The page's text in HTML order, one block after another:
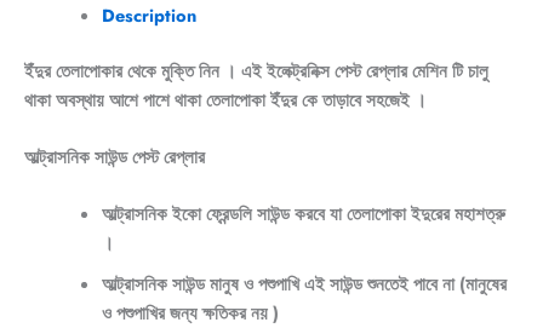
Description
ইঁদুর তেলাপোকার থেকে মুক্তি নিন । এই ইলেক্ট্রনিক্স পেস্ট রেপ্লার মেশিন টি চালু
থাকা অবস্থায় আশে পাশে থাকা তেলাপোকা ইঁদুর কে তাড়াবে সহজেই ।
আল্ট্রাসনিক সাউন্ড পেস্ট রেপ্লার
আল্ট্রাসনিক ইকো ফ্রেন্ডলি সাউন্ড করবে যা তেলাপোকা ইদুরের মহাশত্রু
।
আল্ট্রাসনিক সাউন্ড মানুষ ও পশুপাখি এই সাউন্ড শুনতেই পাবে না (মানুষের
ও পশুপাখির জন্য ক্ষতিকর নয় )